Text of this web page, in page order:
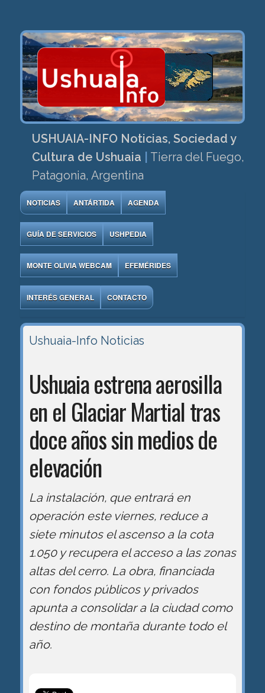
USHUAIA-INFO Noticias, Sociedad y
Cultura de Ushuaia
Tierra del Fuego,
Patagonia, Argentina
NOTICIAS ANTÁRTIDA AGENDA
GUÍA DE SERVICIOS USHPEDIA
MONTE OLIVIA WEBCAM EFEMÉRIDES
INTERÉS GENERAL CONTACTO
Ushuaia-Info Noticias
Ushuaia estrena aerosilla
en el Glaciar Martial tras
doce años sin medios de
elevación
La instalación, que entrará en
operación este viernes, reduce a
siete minutos el ascenso a la cota
1.050 y recupera el acceso a las zonas
altas del cerro. La obra, financiada
con fondos públicos y privados
apunta a consolidar a la ciudad como
destino de montaña durante todo el
año.